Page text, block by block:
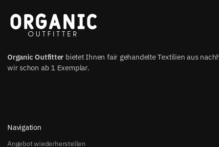
Organic Outfitter bietet Ihnen fair gehandelte Textilien aus
wir schon ab 1 Exemplar.
Navigation
Angebot wiederherstellen